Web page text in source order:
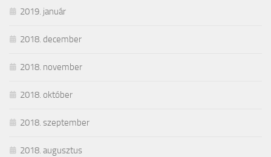
2019. január
2018. december
2018. november
2018. október
2018. szeptember
2018. augusztus